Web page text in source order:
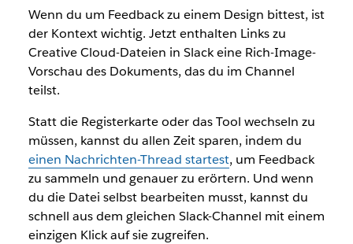
Wenn du um Feedback zu einem Design bittest, ist
der Kontext wichtig. Jetzt enthalten Links zu
Creative Cloud-Dateien in Slack eine Rich-Image-
Vorschau des Dokuments, das du im Channel
teilst.
Statt die Registerkarte oder das Tool wechseln zu
müssen, kannst du allen Zeit sparen, indem du
einen Nachrichten-Thread startest, um Feedback
zu sammeln und genauer zu erörtern. Und wenn
du die Datei selbst bearbeiten musst, kannst du
schnell aus dem gleichen Slack-Channel mit einem
einzigen Klick auf sie zugreifen.